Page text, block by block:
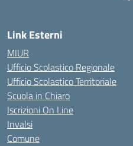
Link Esterni
MIUR
Ufficio Scolastico Regionale
Ufficio Scolastico Territoriale
Scuola in Chiaro
Iscrizioni On Line
Invalsi
Comune